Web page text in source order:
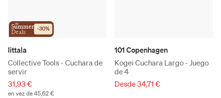
the
Summer
Deals -30%
Iittala
Collective Tools - Cuchara de
servir
31,93 €
en vez de 45,62 €
101 Copenhagen
Kogei Cuchara Largo - Juego
de 4
Desde 34,71 €